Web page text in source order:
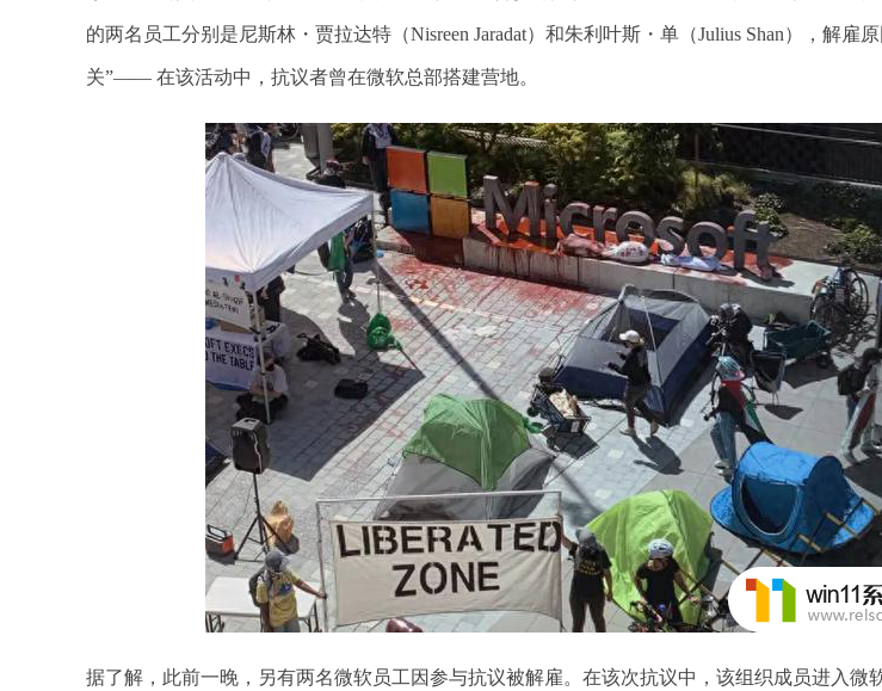
的两名员工分别是尼斯林・贾拉达特（Nisreen Jaradat）和朱利叶斯・单（Julius Shan），解雇
关”—— 在该活动中，抗议者曾在微软总部搭建营地。
据了解，此前一晚，另有两名微软员工因参与抗议被解雇。在该次抗议中，该组织成员进入微